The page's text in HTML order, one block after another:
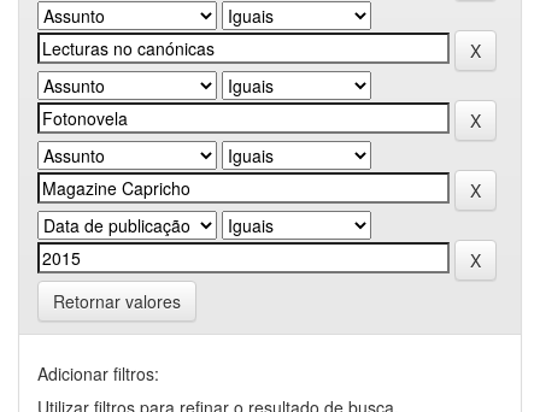
Retornar valores
Adicionar filtros:
Utilizar filtros para refinar o resultado de busca.